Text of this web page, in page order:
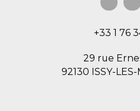
+33 1 76
29 rue
92130 ISSY-